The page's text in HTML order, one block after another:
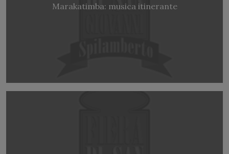
Marakatimba: musica itinerante